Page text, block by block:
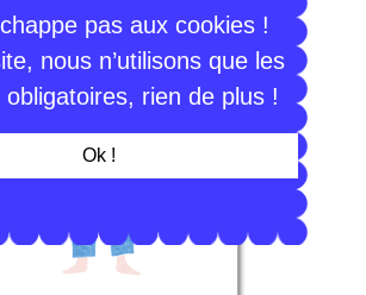
pas aux cookies !
nous n’utilisons que les
obligatoires, rien de plus !
Ok !